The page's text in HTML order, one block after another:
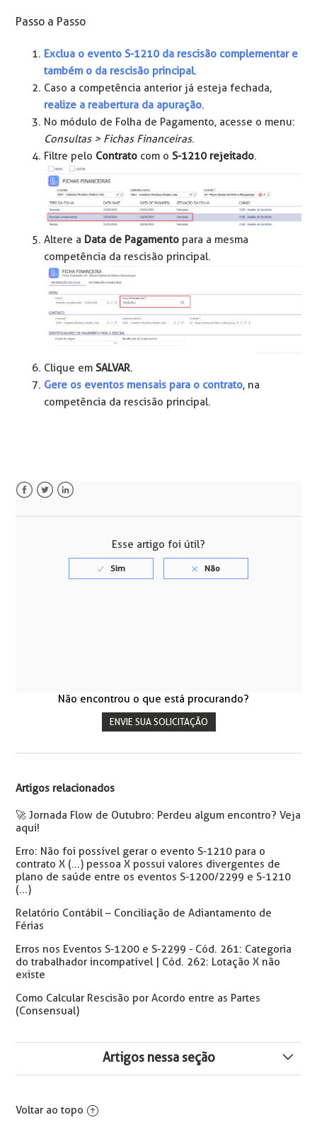
Passo a Passo
Exclua o evento S-1210 da rescisão complementar e
também o da rescisão principal.
Caso a competência anterior já esteja fechada,
realize a reabertura da apuração.
No módulo de Folha de Pagamento, acesse o menu:
Consultas > Fichas Financeiras.
Filtre pelo Contrato com oS-1210 rejeitado.
Altere a Data de Pagamento para a mesma
competência da rescisão principal.
Clique emSALVAR.
Gere os eventos mensais para o contrato, na
competência da rescisão principal.
Esse artigo foi útil?
Não encontrou o que está procurando?
ENVIE SUA SOLICITAÇÃO
Artigos relacionados
🚀 Jornada Flow de Outubro: Perdeu algum encontro? Veja
aqui!
Erro: Não foi possível gerar o evento S-1210 para o
contrato X (...) pessoa X possui valores divergentes de
plano de saúde entre os eventos S-1200/2299 e S-1210
(...)
Relatório Contábil – Conciliação de Adiantamento de
Férias
Erros nos Eventos S-1200 e S-2299 - Cód. 261: Categoria
do trabalhador incompatível | Cód. 262: Lotação X não
existe
Como Calcular Rescisão por Acordo entre as Partes
(Consensual)
Artigos nessa seção
Geração de Dados para Imposto de Renda
Voltar ao topo